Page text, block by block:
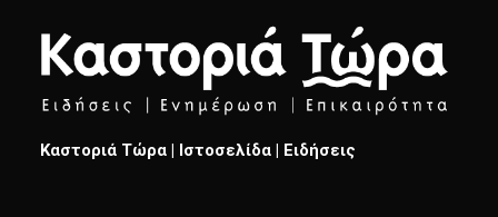
Καστοριά Τώρα | Ιστοσελίδα | Ειδήσεις